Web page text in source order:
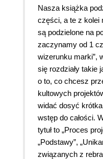
Nasza książka
części, a te z kolei
są podzielone na
zaczynamy od 1
wizerunku marki”,
się rozdziały takie
o to, co chcesz
kultowych
widać dosyć
wstęp do całości.
tytuł to „Proces
„Podstawy”,
związanych z